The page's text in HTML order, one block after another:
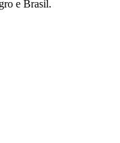
e Brasil.